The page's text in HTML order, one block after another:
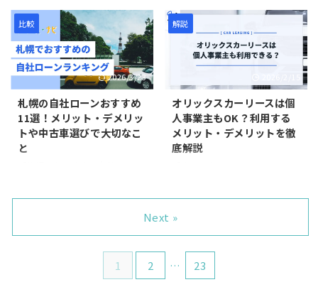
リースバックが当たり前に利用
されている仕組みであり、クル
マネーはその自動車版と言えま
す。 そ ...
事では、オトロンで車を買うと
きの頭金の有無や適用条件につ
いてわかりやすく解説していま
す。 オトロンは頭金なし（頭金
0円）キャンペーン実施中！ ...
いるなら、COCOCAR（ココカ
ー）札幌店がおすすめです。審
査通過率は98％と非常に高く、
ほとんどの人がCOCOCAR札幌
店でマイカーを手に入れていま
す。 また、Googleクチコミで
は星4.6と高評価を得ており、安
心・信頼して利用できる数少な
い自社ローンです。その一方
で、「自社ローンって大丈夫？
やばいサービスなの？」という
容やメリ ...
えるって本当？」 オトロンは業
界大手の自社ローンであり、全
国に22店舗の直営店を構えてい
ます（提携店舗を含めると550
店舗以上）。そんな中、「オト
い」という人に向けて、本記事
ではオトロン八王子店の評判を
レビューしていきます。
Googleクチコミでは366件・星
4.7を獲得しており、非常に評価
トロン八王子店を利用する ...
比較
2026/3/23
札幌の自社ローンおすすめ
11選！メリット・デメリッ
トや中古車選びで大切なこ
と
（自検協の調査データより）。
中央区は公共交通機関が整備さ
れ、車を必要としない生活を送
れます。 しかし中央区を出れ
解説
オリックスカーリースは個
人事業主もOK？利用する
メリット・デメリットを徹
底解説
仕事で利用する車をカーリース
で契約しようと考える個人事業
主は多いです。カーリースなら
月額を全額経費で処理でき、減
価償却の必要がありません。個
1 2 … 23
Next »